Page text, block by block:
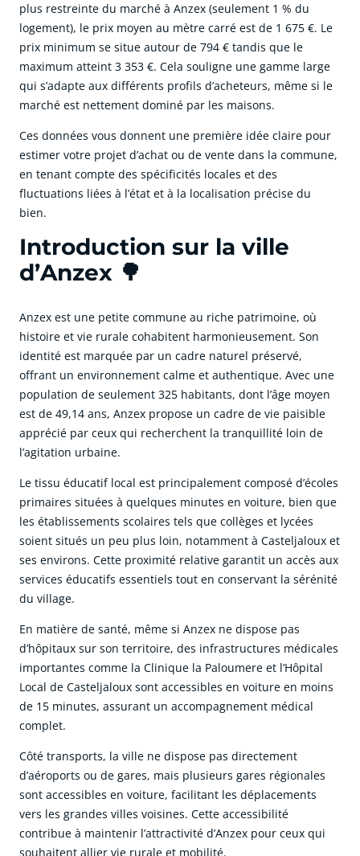
plus restreinte du marché à Anzex (seulement 1 % du
logement), le prix moyen au mètre carré est de 1 675 €. Le
prix minimum se situe autour de 794 € tandis que le
maximum atteint 3 353 €. Cela souligne une gamme large
qui s’adapte aux différents profils d’acheteurs, même si le
marché est nettement dominé par les maisons.
Ces données vous donnent une première idée claire pour
estimer votre projet d’achat ou de vente dans la commune,
en tenant compte des spécificités locales et des
fluctuations liées à l’état et à la localisation précise du
bien.
Introduction sur la ville
d’Anzex 🌳
Anzex est une petite commune au riche patrimoine, où
histoire et vie rurale cohabitent harmonieusement. Son
identité est marquée par un cadre naturel préservé,
offrant un environnement calme et authentique. Avec une
population de seulement 325 habitants, dont l’âge moyen
est de 49,14 ans, Anzex propose un cadre de vie paisible
apprécié par ceux qui recherchent la tranquillité loin de
l’agitation urbaine.
Le tissu éducatif local est principalement composé d’écoles
primaires situées à quelques minutes en voiture, bien que
les établissements scolaires tels que collèges et lycées
soient situés un peu plus loin, notamment à Casteljaloux et
ses environs. Cette proximité relative garantit un accès aux
services éducatifs essentiels tout en conservant la sérénité
du village.
En matière de santé, même si Anzex ne dispose pas
d’hôpitaux sur son territoire, des infrastructures médicales
importantes comme la Clinique la Paloumere et l’Hôpital
Local de Casteljaloux sont accessibles en voiture en moins
de 15 minutes, assurant un accompagnement médical
complet.
Côté transports, la ville ne dispose pas directement
d’aéroports ou de gares, mais plusieurs gares régionales
sont accessibles en voiture, facilitant les déplacements
vers les grandes villes voisines. Cette accessibilité
contribue à maintenir l’attractivité d’Anzex pour ceux qui
souhaitent allier vie rurale et mobilité.